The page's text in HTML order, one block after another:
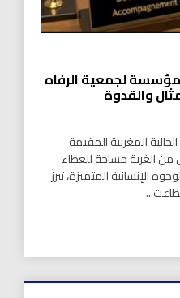
لجمعية الرفاه
والقدوة
المغربية المقيمة
من الغربة مساحة للعطاء
الإنسانية المتميزة، تبرز